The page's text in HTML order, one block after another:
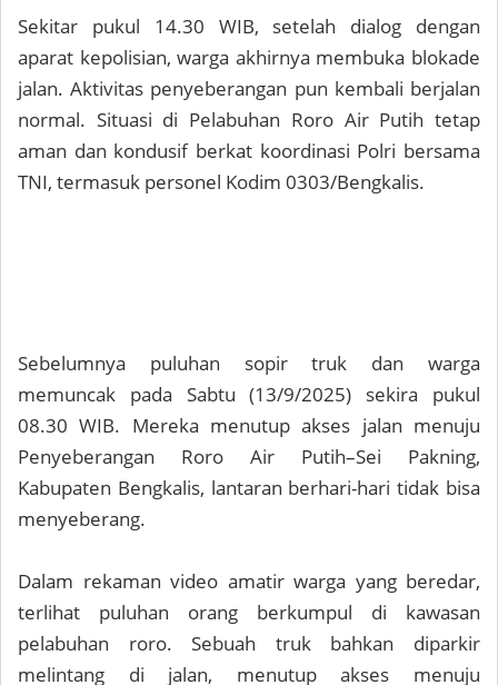
Sekitar pukul 14.30 WIB, setelah dialog dengan
aparat kepolisian, warga akhirnya membuka blokade
jalan. Aktivitas penyeberangan pun kembali berjalan
normal. Situasi di Pelabuhan Roro Air Putih tetap
aman dan kondusif berkat koordinasi Polri bersama
TNI, termasuk personel Kodim 0303/Bengkalis.
Sebelumnya puluhan sopir truk dan warga
memuncak pada Sabtu (13/9/2025) sekira pukul
08.30 WIB. Mereka menutup akses jalan menuju
Penyeberangan Roro Air Putih–Sei Pakning,
Kabupaten Bengkalis, lantaran berhari-hari tidak bisa
menyeberang.
Dalam rekaman video amatir warga yang beredar,
terlihat puluhan orang berkumpul di kawasan
pelabuhan roro. Sebuah truk bahkan diparkir
melintang di jalan, menutup akses menuju